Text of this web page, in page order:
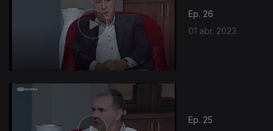
Ep. 26
01 abr. 2023
Ep. 25